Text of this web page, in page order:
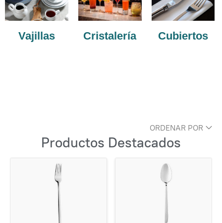
Vajillas Cristalería Cubiertos
ORDENAR POR
Productos Destacados